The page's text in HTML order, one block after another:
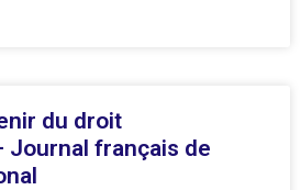
du droit
Journal français de